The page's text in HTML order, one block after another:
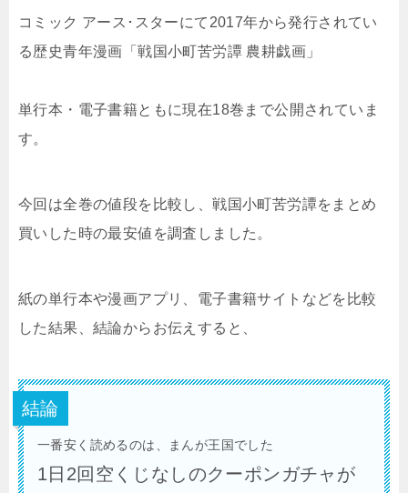
コミック アース･スターにて2017年から発行されてい
る歴史青年漫画「戦国小町苦労譚 農耕戯画」
単行本・電子書籍ともに現在18巻まで公開されていま
す。
今回は全巻の値段を比較し、戦国小町苦労譚をまとめ
買いした時の最安値を調査しました。
紙の単行本や漫画アプリ、電子書籍サイトなどを比較
した結果、結論からお伝えすると、
結論
一番安く読めるのは、まんが王国でした
1日2回空くじなしのクーポンガチャが